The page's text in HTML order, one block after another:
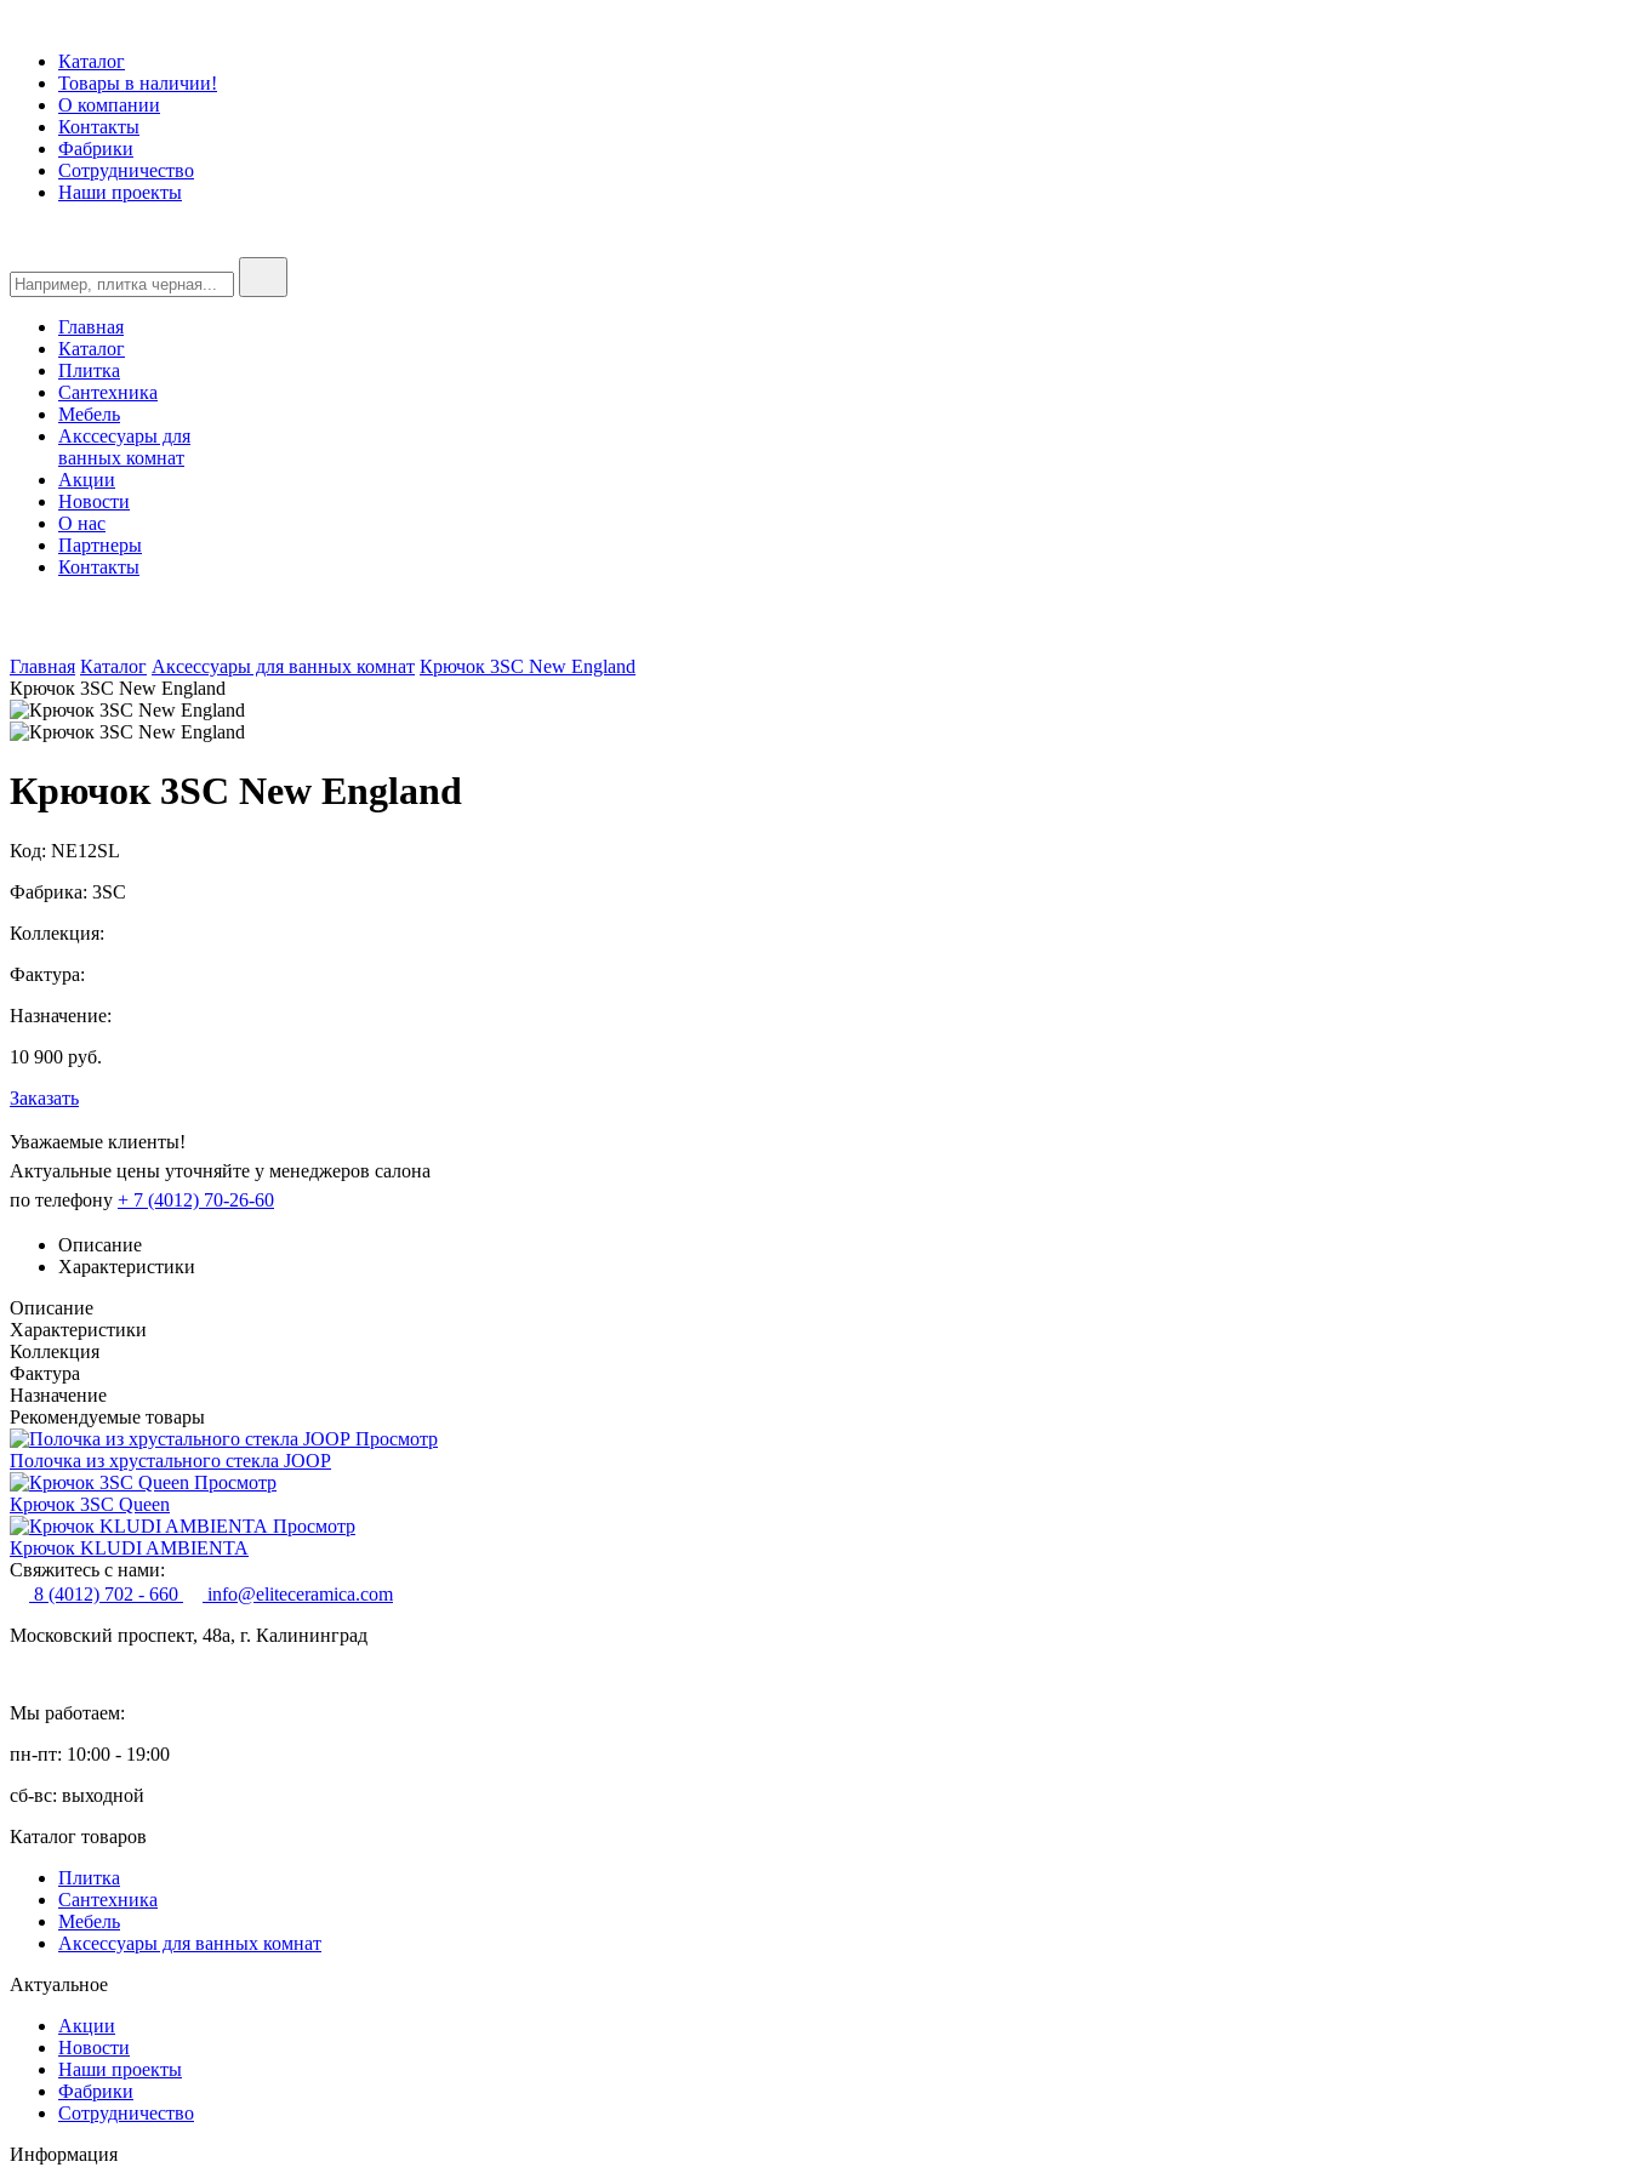
Каталог
Товары в наличии!
О компании
Контакты
Фабрики
Сотрудничество
Наши проекты
Главная
Каталог
Плитка
Сантехника
Мебель
Акссесуары для
ванных комнат
Акции
Новости
О нас
Партнеры
Контакты
Главная Каталог Аксессуары для ванных комнат Крючок 3SC New England
Крючок 3SC New England
Крючок 3SC New England
Код: NE12SL
Фабрика: 3SC
Коллекция:
Фактура:
Назначение:
10 900 руб.
Заказать
Уважаемые клиенты!
Актуальные цены уточняйте у менеджеров салона
по телефону + 7 (4012) 70-26-60
Описание
Характеристики
Описание
Характеристики
Коллекция
Фактура
Назначение
Рекомендуемые товары
Просмотр
Полочка из хрустального стекла JOOP
Просмотр
Крючок 3SC Queen
Просмотр
Крючок KLUDI AMBIENTA
Свяжитесь с нами:
8 (4012) 702 - 660
info@eliteceramica.com
Московский проспект, 48а, г. Калининград
Мы работаем:
пн-пт: 10:00 - 19:00
сб-вс: выходной
Каталог товаров
Плитка
Сантехника
Мебель
Аксессуары для ванных комнат
Актуальное
Акции
Новости
Наши проекты
Фабрики
Сотрудничество
Информация